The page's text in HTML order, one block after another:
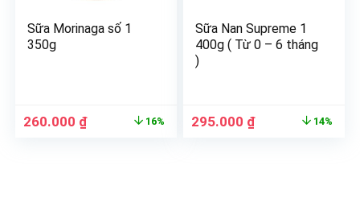
Sữa Morinaga số 1
350g
260.000 ₫ 16%
Sữa Nan Supreme 1
400g ( Từ 0 – 6 tháng
)
295.000 ₫ 14%